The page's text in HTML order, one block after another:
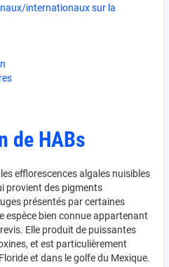
internationaux sur la
HABs
efflorescences algales nuisibles
provient des pigments
présentés par certaines
espèce bien connue appartenant
Elle produit de puissantes
et est particulièrement
et dans le golfe du Mexique.